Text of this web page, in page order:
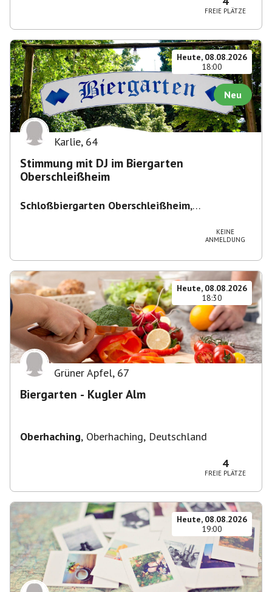
FREIE PLÄTZE
Heute, 08.08.2026
18:00
Neu
Karlie, 64
Stimmung mit DJ im Biergarten
Oberschleißheim
Schloßbiergarten Oberschleißheim,
KEINE
ANMELDUNG
Heute, 08.08.2026
18:30
Grüner Apfel, 67
Biergarten - Kugler Alm
Oberhaching, Oberhaching, Deutschland
4
FREIE PLÄTZE
Heute, 08.08.2026
19:00